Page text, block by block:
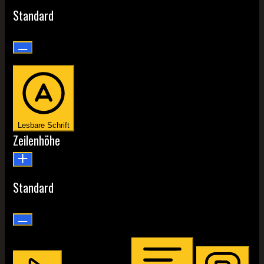
Standard
Lesbare Schrift
Zeilenhöhe
Standard